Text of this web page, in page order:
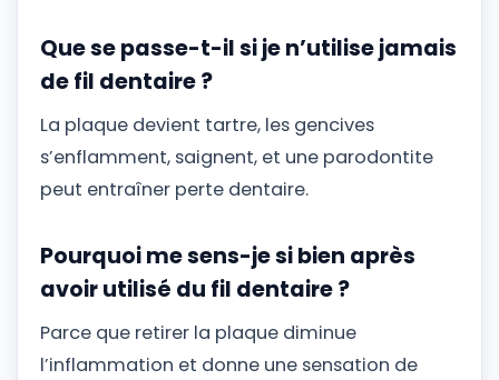
Que se passe-t-il si je n’utilise jamais
de fil dentaire ?
La plaque devient tartre, les gencives
s’enflamment, saignent, et une parodontite
peut entraîner perte dentaire.
Pourquoi me sens-je si bien après
avoir utilisé du fil dentaire ?
Parce que retirer la plaque diminue
l’inflammation et donne une sensation de